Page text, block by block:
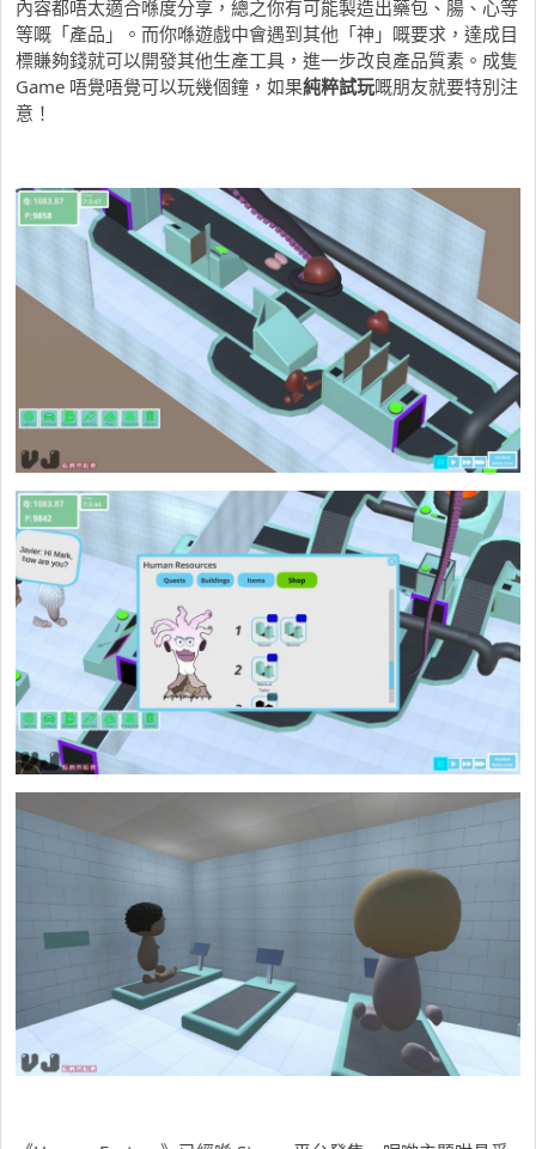
內容都唔太適合喺度分享，總之你有可能製造出藥包、腸、心等
等嘅「產品」。而你喺遊戲中會遇到其他「神」嘅要求，達成目
標賺夠錢就可以開發其他生產工具，進一步改良產品質素。成隻
Game 唔覺唔覺可以玩幾個鐘，如果純粹試玩嘅朋友就要特別注
意！